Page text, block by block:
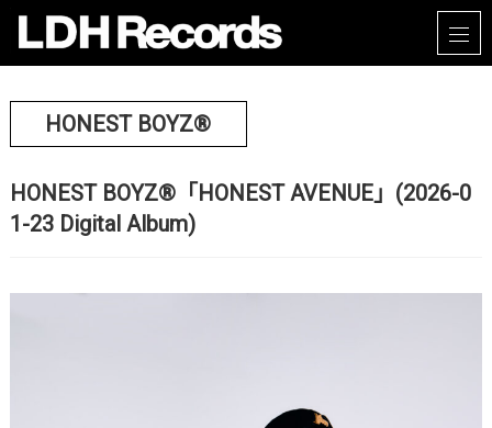
HONEST BOYZ®
HONEST BOYZ®「HONEST AVENUE」(2026-0
1-23 Digital Album)